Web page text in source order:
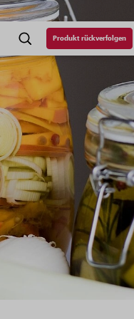
SUCHEProdukt rückverfolgen